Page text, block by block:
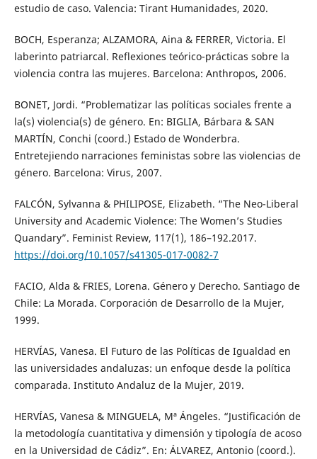
estudio de caso. Valencia: Tirant Humanidades, 2020.
BOCH, Esperanza; ALZAMORA, Aina & FERRER, Victoria. El
laberinto patriarcal. Reflexiones teórico-prácticas sobre la
violencia contra las mujeres. Barcelona: Anthropos, 2006.
BONET, Jordi. “Problematizar las políticas sociales frente a
la(s) violencia(s) de género. En: BIGLIA, Bárbara & SAN
MARTÍN, Conchi (coord.) Estado de Wonderbra.
Entretejiendo narraciones feministas sobre las violencias de
género. Barcelona: Virus, 2007.
FALCÓN, Sylvanna & PHILIPOSE, Elizabeth. “The Neo-Liberal
University and Academic Violence: The Women’s Studies
Quandary”. Feminist Review, 117(1), 186–192.2017.
https://doi.org/10.1057/s41305-017-0082-7
FACIO, Alda & FRIES, Lorena. Género y Derecho. Santiago de
Chile: La Morada. Corporación de Desarrollo de la Mujer,
1999.
HERVÍAS, Vanesa. El Futuro de las Políticas de Igualdad en
las universidades andaluzas: un enfoque desde la política
comparada. Instituto Andaluz de la Mujer, 2019.
HERVÍAS, Vanesa & MINGUELA, Mª Ángeles. “Justificación de
la metodología cuantitativa y dimensión y tipología de acoso
en la Universidad de Cádiz”. En: ÁLVAREZ, Antonio (coord.).